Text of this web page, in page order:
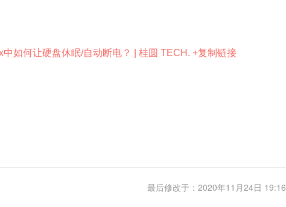
如何让硬盘休眠/自动断电？ | 桂圆 TECH. +复制链接
最后修改于：2020年11月24日 19:16